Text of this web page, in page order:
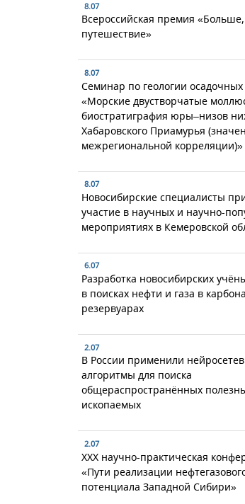
8.07
Всероссийская премия
путешествие»
8.07
Семинар по геологии осадочных
«Морские двустворчатые
биостратиграфия юры–низов
Хабаровского Приамурья
межрегиональной корреляции)»
8.07
Новосибирские специалисты
участие в научных и научно-
мероприятиях в Кемеровской
6.07
Разработка новосибирских
в поисках нефти и газа в
резервуарах
2.07
В России применили
алгоритмы для поиска
общераспространённых
ископаемых
2.07
XXX научно-практическая
«Пути реализации
потенциала Западной Сибири»